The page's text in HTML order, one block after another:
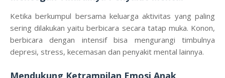
Ketika berkumpul bersama keluarga aktivitas yang paling
sering dilakukan yaitu berbicara secara tatap muka. Konon,
berbicara dengan intensif bisa mengurangi timbulnya
depresi, stress, kecemasan dan penyakit mental lainnya.
Mendukung Ketrampilan Emosi Anak